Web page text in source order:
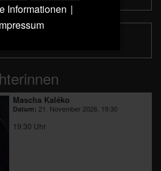
Mascha Kaléko
Datum: 21. November 2026, 19:30
19:30 Uhr
Informationen |